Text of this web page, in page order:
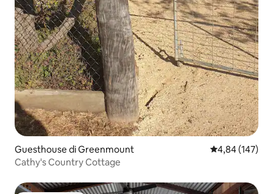
Guesthouse di Greenmount Nilai rata-rata
4,84 (147)
Cathy's Country Cottage